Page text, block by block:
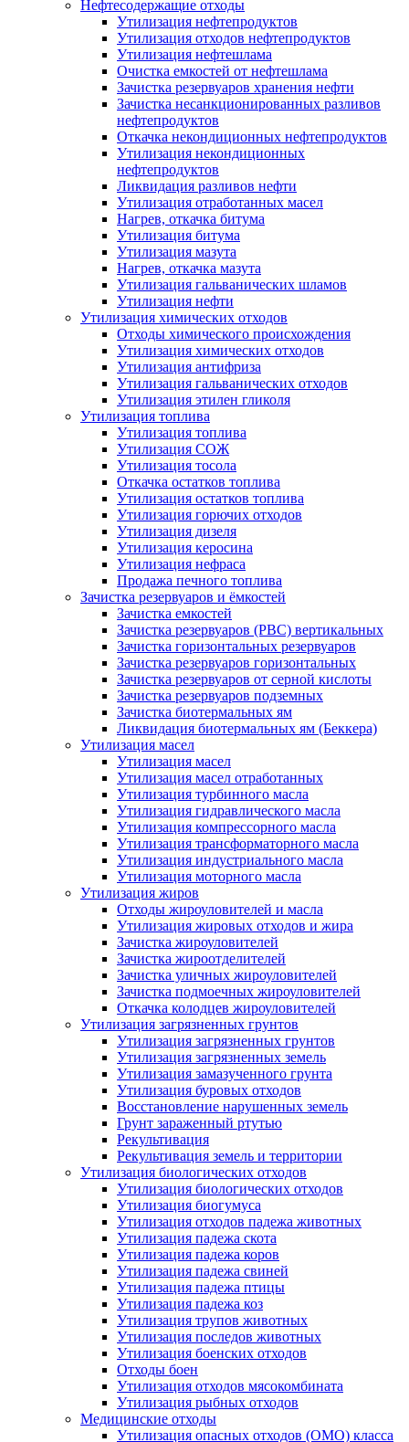
Нефтесодержащие отходы
Утилизация нефтепродуктов
Утилизация отходов нефтепродуктов
Утилизация нефтешлама
Очистка емкостей от нефтешлама
Зачистка резервуаров хранения нефти
Зачистка несанкционированных разливов
нефтепродуктов
Откачка некондиционных нефтепродуктов
Утилизация некондиционных
нефтепродуктов
Ликвидация разливов нефти
Утилизация отработанных масел
Нагрев, откачка битума
Утилизация битума
Утилизация мазута
Нагрев, откачка мазута
Утилизация гальванических шламов
Утилизация нефти
Утилизация химических отходов
Отходы химического происхождения
Утилизация химических отходов
Утилизация антифриза
Утилизация гальванических отходов
Утилизация этилен гликоля
Утилизация топлива
Утилизация топлива
Утилизация СОЖ
Утилизация тосола
Откачка остатков топлива
Утилизация остатков топлива
Утилизация горючих отходов
Утилизация дизеля
Утилизация керосина
Утилизация нефраса
Продажа печного топлива
Зачистка резервуаров и ёмкостей
Зачистка емкостей
Зачистка резервуаров (РВС) вертикальных
Зачистка горизонтальных резервуаров
Зачистка резервуаров горизонтальных
Зачистка резервуаров от серной кислоты
Зачистка резервуаров подземных
Зачистка биотермальных ям
Ликвидация биотермальных ям (Беккера)
Утилизация масел
Утилизация масел
Утилизация масел отработанных
Утилизация турбинного масла
Утилизация гидравлического масла
Утилизация компрессорного масла
Утилизация трансформаторного масла
Утилизация индустриального масла
Утилизация моторного масла
Утилизация жиров
Отходы жироуловителей и масла
Утилизация жировых отходов и жира
Зачистка жироуловителей
Зачистка жироотделителей
Зачистка уличных жироуловителей
Зачистка подмоечных жироуловителей
Откачка колодцев жироуловителей
Утилизация загрязненных грунтов
Утилизация загрязненных грунтов
Утилизация загрязненных земель
Утилизация замазученного грунта
Утилизация буровых отходов
Восстановление нарушенных земель
Грунт зараженный ртутью
Рекультивация
Рекультивация земель и территории
Утилизация биологических отходов
Утилизация биологических отходов
Утилизация биогумуса
Утилизация отходов падежа животных
Утилизация падежа скота
Утилизация падежа коров
Утилизация падежа свиней
Утилизация падежа птицы
Утилизация падежа коз
Утилизация трупов животных
Утилизация последов животных
Утилизация боенских отходов
Отходы боен
Утилизация отходов мясокомбината
Утилизация рыбных отходов
Медицинские отходы
Утилизация опасных отходов (ОМО) класса